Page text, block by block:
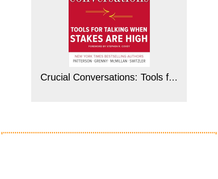
Crucial Conversations: Tools f...